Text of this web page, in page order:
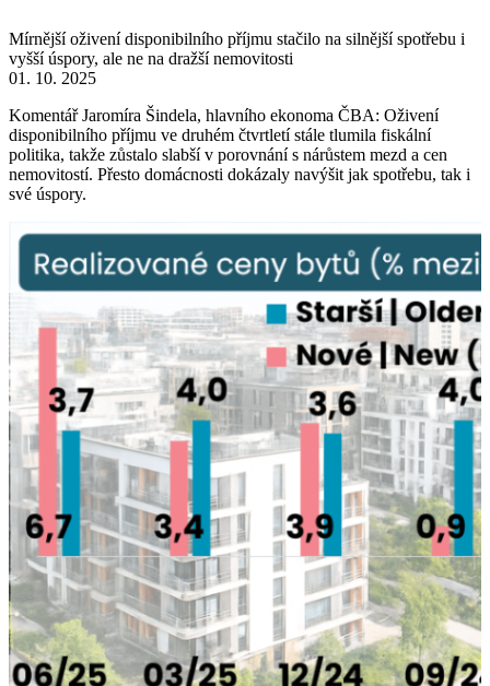
Mírnější oživení disponibilního příjmu stačilo na silnější spotřebu i
vyšší úspory, ale ne na dražší nemovitosti
01. 10. 2025
Komentář Jaromíra Šindela, hlavního ekonoma ČBA: Oživení
disponibilního příjmu ve druhém čtvrtletí stále tlumila fiskální
politika, takže zůstalo slabší v porovnání s nárůstem mezd a cen
nemovitostí. Přesto domácnosti dokázaly navýšit jak spotřebu, tak i
své úspory.